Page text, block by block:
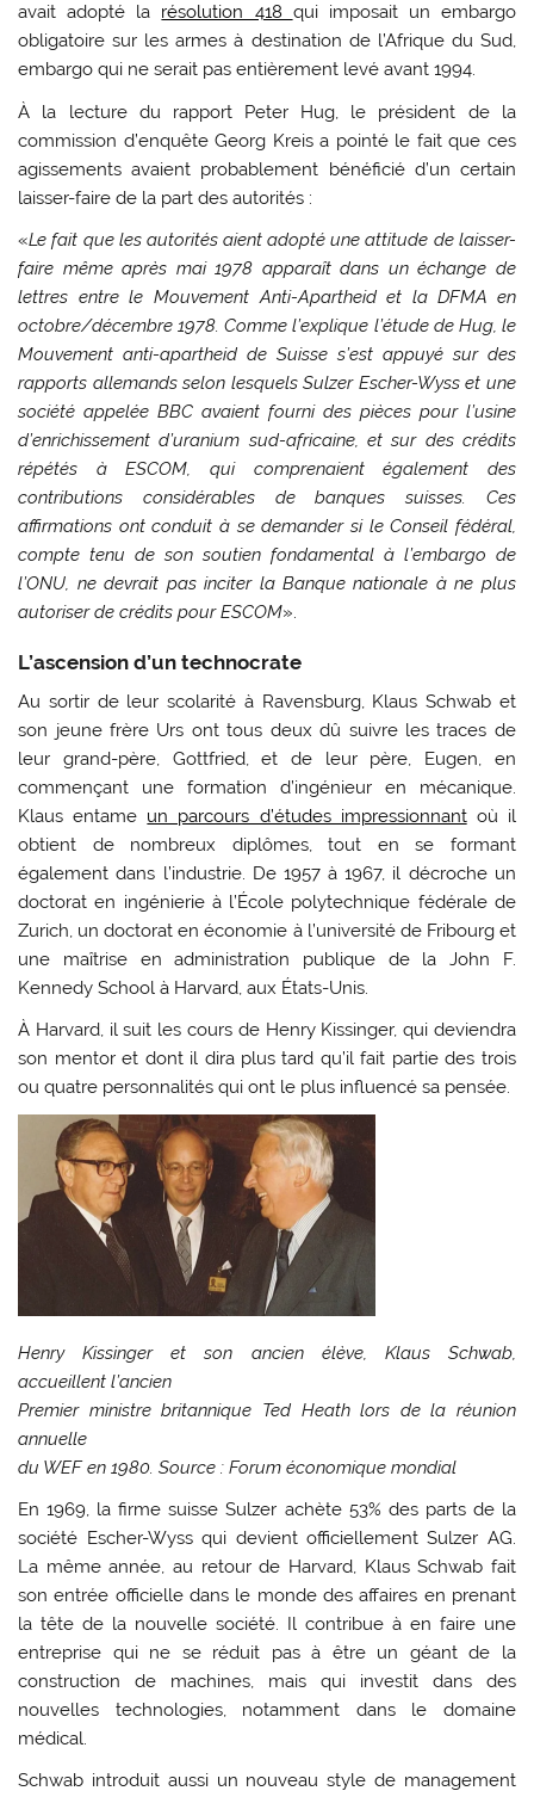
avait adopté la résolution 418 qui imposait un embargo
obligatoire sur les armes à destination de l’Afrique du Sud,
embargo qui ne serait pas entièrement levé avant 1994.
À la lecture du rapport Peter Hug, le président de la
commission d’enquête Georg Kreis a pointé le fait que ces
agissements avaient probablement bénéficié d’un certain
laisser-faire de la part des autorités :
«Le fait que les autorités aient adopté une attitude de laisser-
faire même après mai 1978 apparaît dans un échange de
lettres entre le Mouvement Anti-Apartheid et la DFMA en
octobre/décembre 1978. Comme l’explique l’étude de Hug, le
Mouvement anti-apartheid de Suisse s’est appuyé sur des
rapports allemands selon lesquels Sulzer Escher-Wyss et une
société appelée BBC avaient fourni des pièces pour l’usine
d’enrichissement d’uranium sud-africaine, et sur des crédits
répétés à ESCOM, qui comprenaient également des
contributions considérables de banques suisses. Ces
affirmations ont conduit à se demander si le Conseil fédéral,
compte tenu de son soutien fondamental à l’embargo de
l’ONU, ne devrait pas inciter la Banque nationale à ne plus
autoriser de crédits pour ESCOM».
L’ascension d’un technocrate
Au sortir de leur scolarité à Ravensburg, Klaus Schwab et
son jeune frère Urs ont tous deux dû suivre les traces de
leur grand-père, Gottfried, et de leur père, Eugen, en
commençant une formation d’ingénieur en mécanique.
Klaus entame un parcours d’études impressionnantoù il
obtient de nombreux diplômes, tout en se formant
également dans l’industrie. De 1957 à 1967, il décroche un
doctorat en ingénierie à l’École polytechnique fédérale de
Zurich, un doctorat en économie à l’université de Fribourg et
une maîtrise en administration publique de la John F.
Kennedy School à Harvard, aux États-Unis.
À Harvard, il suit les cours de Henry Kissinger, qui deviendra
son mentor et dont il dira plus tard qu’il fait partie des trois
ou quatre personnalités qui ont le plus influencé sa pensée.
Henry Kissinger et son ancien élève, Klaus Schwab,
accueillent l’ancien
Premier ministre britannique Ted Heath lors de la réunion
annuelle
du WEF en 1980. Source : Forum économique mondial
En 1969, la firme suisse Sulzer achète 53% des parts de la
société Escher-Wyss qui devient officiellement Sulzer AG.
La même année, au retour de Harvard, Klaus Schwab fait
son entrée officielle dans le monde des affaires en prenant
la tête de la nouvelle société. Il contribue à en faire une
entreprise qui ne se réduit pas à être un géant de la
construction de machines, mais qui investit dans des
nouvelles technologies, notamment dans le domaine
médical.
Schwab introduit aussi un nouveau style de management